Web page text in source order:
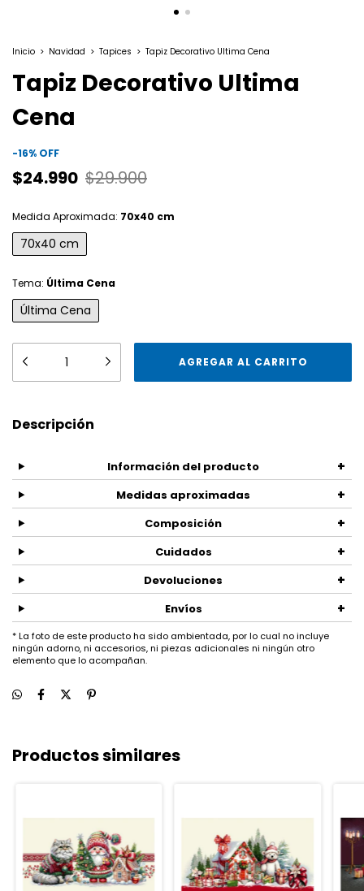
Inicio > Navidad > Tapices > Tapiz Decorativo Ultima Cena
Tapiz Decorativo Ultima
Cena
-16% OFF
$24.990 $29.900
Medida Aproximada: 70x40 cm
70x40 cm
Tema: Última Cena
Última Cena
Descripción
Información del producto +
Medidas aproximadas +
Composición +
Cuidados +
Devoluciones +
Envíos +
* La foto de este producto ha sido ambientada, por lo cual no incluye
ningún adorno, ni accesorios, ni piezas adicionales ni ningún otro
elemento que lo acompañan.
Productos similares